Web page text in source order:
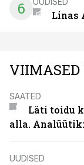
6 Linas
VIIMASED
SAATED
Läti toidu
alla.
UUDISED